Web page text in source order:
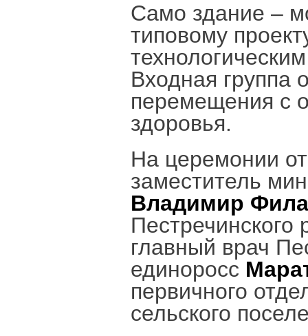
Само здание –
типовому
Входная группа
перемещения с
здоровья.
На церемонии
заместитель
Владимир
Пестречинского
главный врач
единоросс
первичного
сельского